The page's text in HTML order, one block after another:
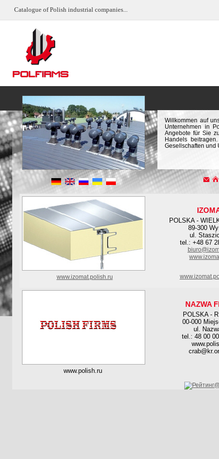
Catalogue of Polish industrial companies...
Willkommen auf
Unternehmen in
Angebote für Sie
Handels
Gesellschaften und
POLSKA -
89-300
ul.
tel.: +48 67
www.izomat.polish.ru
NAZWA
POLSKA -
00-000
ul.
tel.: 48 00
www.polish.ru